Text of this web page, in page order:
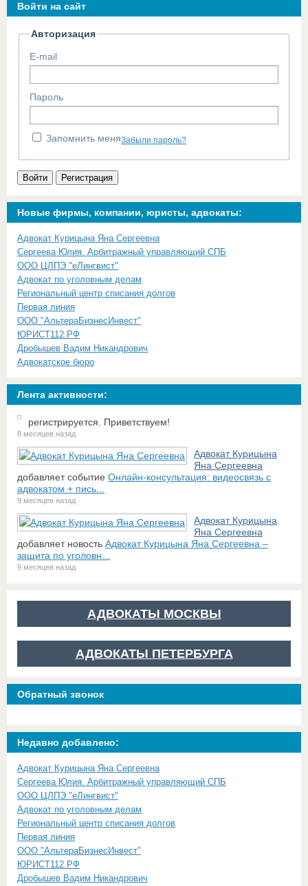
Войти на сайт
Авторизация
E-mail
Пароль
Запомнить меняЗабыли пароль?
Войти Регистрация
Новые фирмы, компании, юристы, адвокаты:
Адвокат Курицына Яна Сергеевна
Сергеева Юлия. Арбитражный управляющий СПБ
ООО ЦЛПЭ "еЛингвист"
Адвокат по уголовным делам
Региональный центр списания долгов
Первая линия
ООО "АльтераБизнесИнвест"
ЮРИСТ112.РФ
Дробышев Вадим Никандрович
Адвокатское бюро
Лента активности:
регистрируется. Приветствуем!
8 месяцев назад
Адвокат Курицына
Яна Сергеевна
добавляет событие Онлайн-консультация: видеосвязь с
адвокатом + пись...
9 месяцев назад
Адвокат Курицына
Яна Сергеевна
добавляет новость Адвокат Курицына Яна Сергеевна –
защита по уголовн...
9 месяцев назад
АДВОКАТЫ МОСКВЫ
АДВОКАТЫ ПЕТЕРБУРГА
Обратный звонок
Недавно добавлено:
Адвокат Курицына Яна Сергеевна
Сергеева Юлия. Арбитражный управляющий СПБ
ООО ЦЛПЭ "еЛингвист"
Адвокат по уголовным делам
Региональный центр списания долгов
Первая линия
ООО "АльтераБизнесИнвест"
ЮРИСТ112.РФ
Дробышев Вадим Никандрович